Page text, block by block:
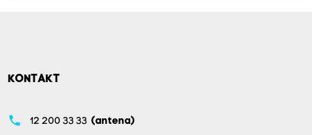
KONTAKT
phone 12 200 33 33 (antena)